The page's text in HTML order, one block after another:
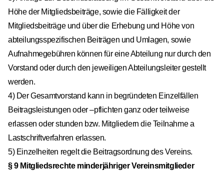
Höhe der Mitgliedsbeiträge, sowie die Fälligkeit der
Mitgliedsbeiträge und über die Erhebung und Höhe von
abteilungsspezifischen Beiträgen und Umlagen, sowie
Aufnahmegebühren können für eine Abteilung nur durch den
Vorstand oder durch den jeweiligen Abteilungsleiter gestellt
werden.
4) Der Gesamtvorstand kann in begründeten Einzelfällen
Beitragsleistungen oder –pflichten ganz oder teilweise
erlassen oder stunden bzw. Mitgliedern die Teilnahme a
Lastschriftverfahren erlassen.
5) Einzelheiten regelt die Beitragsordnung des Vereins.
§ 9 Mitgliedsrechte minderjähriger Vereinsmitglieder